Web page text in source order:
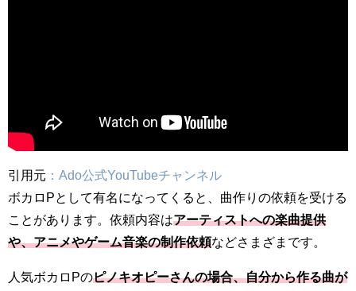
引用元 ：Ado公式YouTubeチャンネル
ボカロPとして有名になってくると、曲作りの依頼を受ける
ことがあります。依頼内容はアーティストへの楽曲提供
や、アニメやゲーム音楽の制作依頼などさまざまです。
人気ボカロPのピノキオピーさんの場合、自分から作る曲が